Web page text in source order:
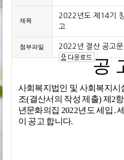
제목
2022년도 제14기
고
첨부파일 2022년 결산 공고
공
사회복지법인 및 사회복지시
조(결산서의 작성 제출) 제2
년문화의집 2022년도 세입 ․
이 공고 합니다.